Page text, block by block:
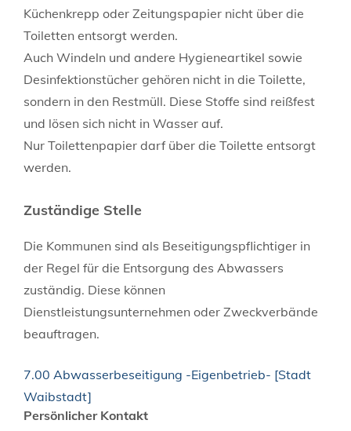
Küchenkrepp oder Zeitungspapier nicht über die
Toiletten entsorgt werden.
Auch Windeln und andere Hygieneartikel sowie
Desinfektionstücher gehören nicht in die Toilette,
sondern in den Restmüll. Diese Stoffe sind reißfest
und lösen sich nicht in Wasser auf.
Nur Toilettenpapier darf über die Toilette entsorgt
werden.
Zuständige Stelle
Die Kommunen sind als Beseitigungspflichtiger in
der Regel für die Entsorgung des Abwassers
zuständig. Diese können
Dienstleistungsunternehmen oder Zweckverbände
beauftragen.
7.00 Abwasserbeseitigung -Eigenbetrieb- [Stadt
Waibstadt]
Persönlicher Kontakt